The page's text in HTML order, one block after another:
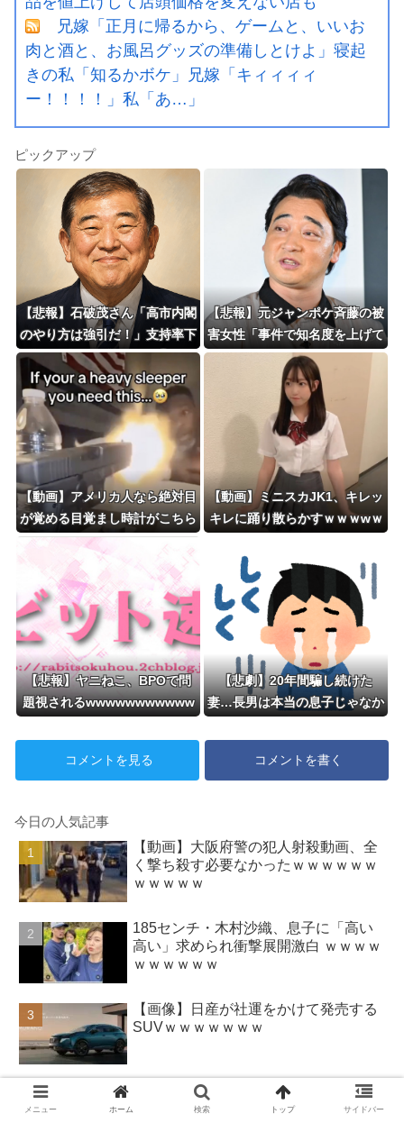
兄嫁「正月に帰るから、ゲームと、いいお
肉と酒と、お風呂グッズの準備しとけよ」寝起
きの私「知るかボケ」兄嫁「キィィィィ
ー！！！！」私「あ…」
ピックアップ
【悲報】石破茂さん「高市内閣
のやり方は強引だ！」支持率下
落の理由を指摘 → ﾈｯﾄ「お前
が言うな」「鳥取県だけ減税無
しで！」 ｗｗｗｗｗｗｗｗｗ
ｗｗｗｗｗ
【悲報】元ジャンポケ斉藤の被
害女性「事件で知名度を上げて
バウムクーヘン売ったりTikTo
kライブしてて悔しさと怒りを
感じた」
【動画】アメリカ人なら絶対目
が覚める目覚まし時計がこちら
ｗｗｗｗｗ
【動画】ミニスカJK1、キレッ
キレに踊り散らかすｗｗｗwｗ
【悲報】ヤニねこ、BPOで問
題視されるwwwwwwwwwww
【悲劇】20年間騙し続けた
妻…長男は本当の息子じゃなか
撃的すぎた結果…
コメントを見る
コメントを書く
今日の人気記事
【動画】大阪府警の犯人射殺動画、全
く撃ち殺す必要なかったｗｗｗｗｗｗ
ｗｗｗｗｗ
185センチ・木村沙織、息子に「高い
高い」求められ衝撃展開激白 ｗｗｗｗ
ｗｗｗｗｗｗ
【画像】日産が社運をかけて発売する
SUVｗｗｗｗｗｗｗ
ハズレのフードコートに必ずある店ｗ
ｗｗｗｗｗｗ
メニュー ホーム 検索 トップ サイドバー